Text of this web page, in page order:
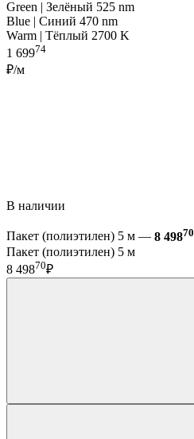
Green | Зелёный 525 nm
Blue | Синий 470 nm
Warm | Тёплый 2700 K
1 69974
₽/м
В наличии
Пакет (полиэтилен) 5 м — 8 49870
Пакет (полиэтилен) 5 м
8 49870₽